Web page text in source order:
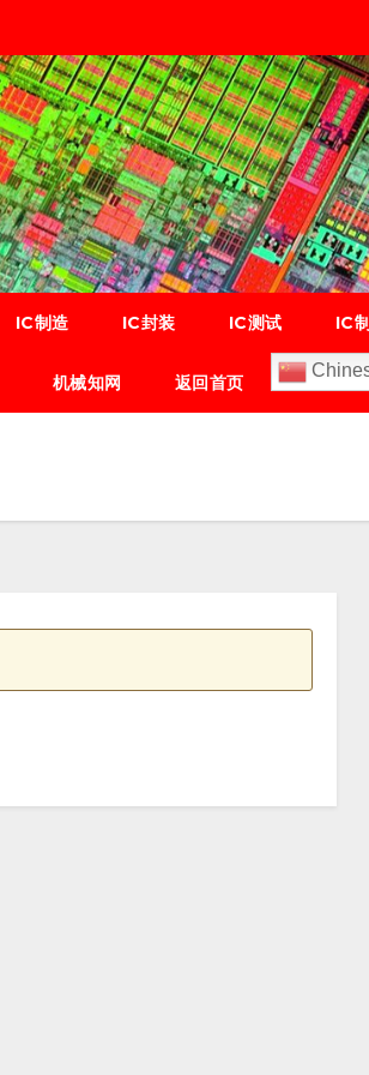
IC制造 IC封装 IC测试 IC
机械知网 返回首页